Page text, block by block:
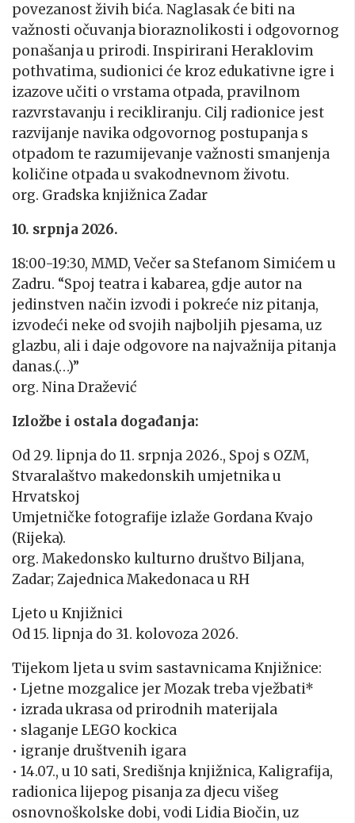
povezanost živih bića. Naglasak će biti na
važnosti očuvanja bioraznolikosti i odgovornog
ponašanja u prirodi. Inspirirani Heraklovim
pothvatima, sudionici će kroz edukativne igre i
izazove učiti o vrstama otpada, pravilnom
razvrstavanju i recikliranju. Cilj radionice jest
razvijanje navika odgovornog postupanja s
otpadom te razumijevanje važnosti smanjenja
količine otpada u svakodnevnom životu.
org. Gradska knjižnica Zadar
10. srpnja 2026.
18:00-19:30, MMD, Večer sa Stefanom Simićem u
Zadru. “Spoj teatra i kabarea, gdje autor na
jedinstven način izvodi i pokreće niz pitanja,
izvodeći neke od svojih najboljih pjesama, uz
glazbu, ali i daje odgovore na najvažnija pitanja
danas.(…)”
org. Nina Dražević
Izložbe i ostala događanja:
Od 29. lipnja do 11. srpnja 2026., Spoj s OZM,
Stvaralaštvo makedonskih umjetnika u
Hrvatskoj
Umjetničke fotografije izlaže Gordana Kvajo
(Rijeka).
org. Makedonsko kulturno društvo Biljana,
Zadar; Zajednica Makedonaca u RH
Ljeto u Knjižnici
Od 15. lipnja do 31. kolovoza 2026.
Tijekom ljeta u svim sastavnicama Knjižnice:
• Ljetne mozgalice jer Mozak treba vježbati*
• izrada ukrasa od prirodnih materijala
• slaganje LEGO kockica
• igranje društvenih igara
• 14.07., u 10 sati, Središnja knjižnica, Kaligrafija,
radionica lijepog pisanja za djecu višeg
osnovnoškolske dobi, vodi LidiaBiočin, uz